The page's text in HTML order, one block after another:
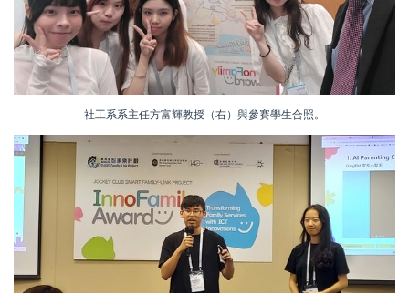
社工系系主任方富輝教授（右）與參賽學生合照。